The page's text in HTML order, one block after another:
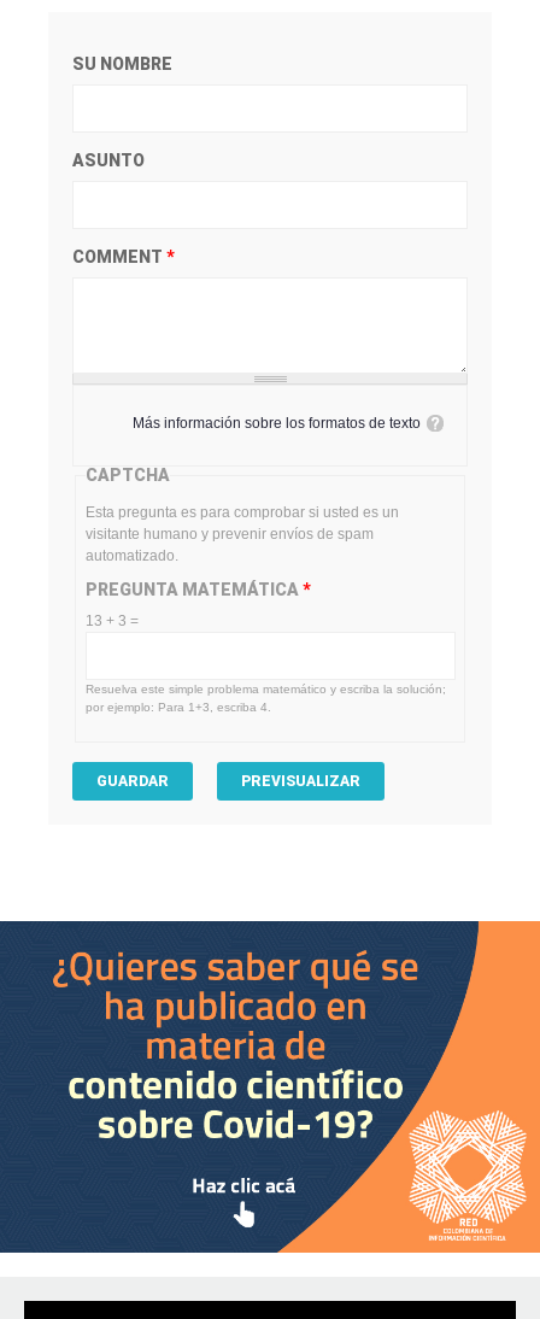
SU NOMBRE
ASUNTO
COMMENT *
Más información sobre los formatos de texto
CAPTCHA
Esta pregunta es para comprobar si usted es un
visitante humano y prevenir envíos de spam
automatizado.
PREGUNTA MATEMÁTICA *
13 + 3 =
Resuelva este simple problema matemático y escriba la solución;
por ejemplo: Para 1+3, escriba 4.